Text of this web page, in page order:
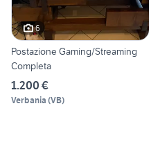
6
Postazione Gaming/Streaming
Completa
1.200 €
Verbania (VB)